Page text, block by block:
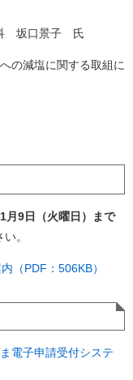
坂口景子 氏
の減塩に関する取組に
月9日（火曜日）まで
。
（PDF：506KB）
電子申請受付システ